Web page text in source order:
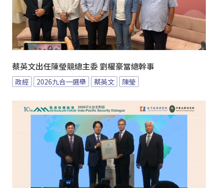
蔡英文出任陳瑩競總主委 劉櫂豪當總幹事
政經 2026九合一選舉 蔡英文 陳瑩